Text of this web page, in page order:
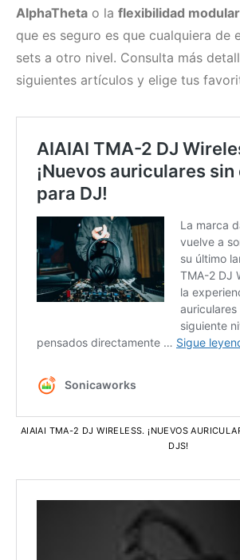
AlphaTheta o la flexibilidad modular
que es seguro es que cualquiera de
sets a otro nivel. Consulta más
siguientes artículos y elige tus
AIAIAI TMA-2 DJ WIRELESS. ¡NUEVOS
DJS!